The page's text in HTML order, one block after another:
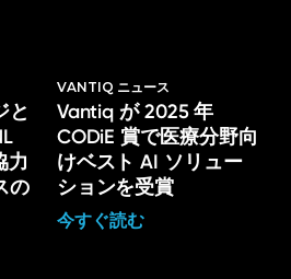
と
力
の
VANTIQ ニュース
Vantiq が 2025 年
CODiE 賞で医療分野向
けベスト AI ソリュー
ションを受賞
今すぐ読む